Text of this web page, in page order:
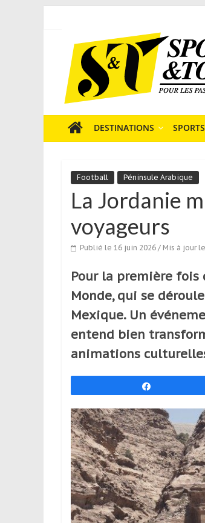
content
Tourisme
est
un
média
sur
sportif
qui
s’adresse
aux
voyageurs
ponctuels
ou
réguliers,
pratiquants,
passionnés
simples
spectateurs
qui
se
déplacent
en
France
l’étranger
pour
DESTINATIONS SPORTS
Football Péninsule Arabique
La Jordanie
voyageurs
Publié le 16 juin 2026 / Mis à jour
Pour la première fois
Monde, qui se
Mexique. Un
entend bien
animations